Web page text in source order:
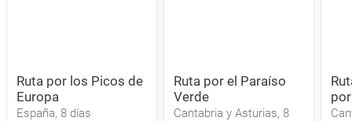
Ruta por los Picos de
Europa
España, 8 días
Ruta por el Paraíso
Verde
Cantabria y Asturias, 8